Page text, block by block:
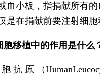
小板，指捐献所有的
是在捐献前要注射细
移植中的作用是什么
原 （